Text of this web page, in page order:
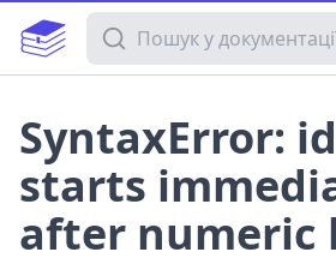
Пошук у документації
SyntaxError:
starts
after numeric